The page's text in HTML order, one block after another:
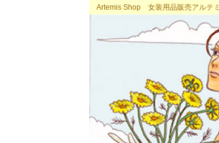
Artemis Shop 女装用品販売アルテ